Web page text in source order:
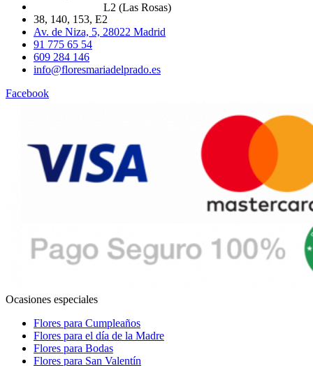
L2 (Las Rosas)
38, 140, 153, E2
Av. de Niza, 5, 28022 Madrid
91 775 65 54
609 284 146
info@floresmariadelprado.es
Facebook
Ocasiones especiales
Flores para Cumpleaños
Flores para el día de la Madre
Flores para Bodas
Flores para San Valentín